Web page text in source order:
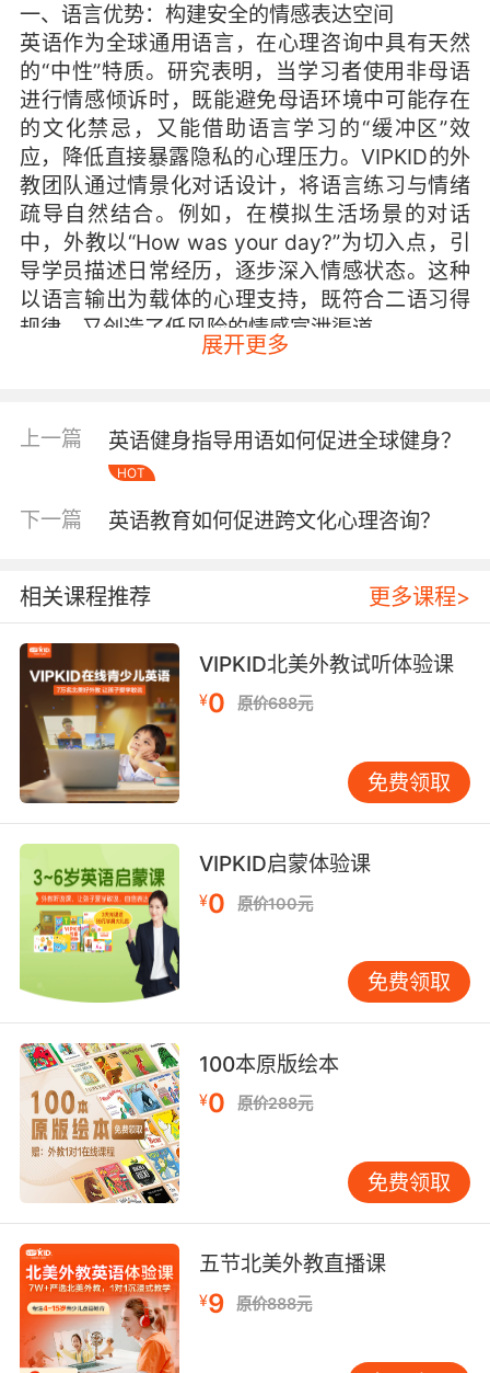
一、语言优势：构建安全的情感表达空间
英语作为全球通用语言，在心理咨询中具有天然
的“中性”特质。研究表明，当学习者使用非母语
进行情感倾诉时，既能避免母语环境中可能存在
的文化禁忌，又能借助语言学习的“缓冲区”效
应，降低直接暴露隐私的心理压力。VIPKID的外
教团队通过情景化对话设计，将语言练习与情绪
疏导自然结合。例如，在模拟生活场景的对话
中，外教以“How was your day?”为切入点，引
导学员描述日常经历，逐步深入情感状态。这种
以语言输出为载体的心理支持，既符合二语习得
规律，又创造了低风险的情感宣泄渠道。
易展现真实自我。VIPKID的教学数据显示，78%
的学员在英语对话中主动提及校园关系、家庭矛
外教通过标准化话术培训，既能共情学员情绪，
二、文化融合：搭建跨文化理解的认知桥梁
英语心理咨询对话的本质，是不同文化视角的碰
撞与重构。哈佛商学院跨文化研究专家Nina Chiu
指出，东西方思维模式的差异常导致沟通误解，
而英语作为“文化中间语言”，恰好能缓解这种冲
突。在VIPKID的课堂上，北美外教通过分享节日
习俗、家庭观念等文化细节，帮助中国学员建立
多元价值观；学员则在语言输出过程中，潜移默
化地传递本土文化特征。这种双向文化交流不仅
提升语言实用性，更培养了学员的全球视野与同
理心。
实践中，VIPKID开发了“文化透镜”课程体系，将
心理对话嵌入跨文化对比场景。例如，在讨论“友
谊”主题时，外教先讲述美式社交习惯，再引导学
员对比中式人际关系特点。学员小林（化名）在
课后反馈中写道：“用英语讨论文化差异让我明
白，原来不是自己‘奇怪’，而是不同环境造就了不
同的表达方式。”这种认知升级有效缓解了青春期
常见的社交焦虑，印证了语言媒介在文化适应中
的调节作用。
三、教育创新：技术赋能下的心理支持范式
VIPKID将AI技术融入英语心理咨询对话，开创了
“智能陪伴式学习”新范式。通过语音情感识别算
法，系统实时分析学员的语气波动，当检测到持
续低落或激动情绪时，自动触发“关怀话术库”，
展开更多
上一篇 英语健身指导用语如何促进全球健身？
HOT
下一篇 英语教育如何促进跨文化心理咨询？
相关课程推荐 更多课程>
VIPKID北美外教试听体验课
¥0 原价688元
免费领取
VIPKID启蒙体验课
¥0 原价100元
免费领取
100本原版绘本
¥0 原价288元
免费领取
五节北美外教直播课
¥9 原价888元